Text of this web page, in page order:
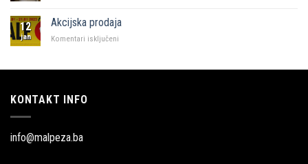
Zadru
12
jan
Akcijska prodaja
Komentari isključeni
KONTAKT INFO
info@malpeza.ba